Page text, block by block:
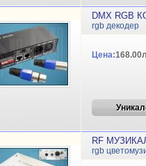
DMX RGB
rgb декодер
Цена:
RF
rgb